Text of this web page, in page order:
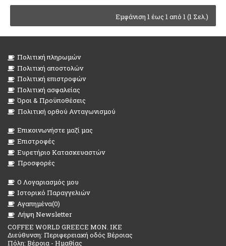
Εμφάνιση 1 έως 1 από 1 (1 Σελ.)
Πολιτική πληρωμών
Πολιτική αποστολών
Πολιτική επιστροφών
Πολιτική ασφαλείας
Όροι & Προϋποθέσεις
Πολιτική ορθού Ανταγωνισμού
Επικοινωνήστε μαζί μας
Επιστροφές
Ευρετήριο Κατασκευαστών
Προσφορές
O Λογαριασμός μου
Ιστορικό Παραγγελιών
Αγαπημένα(0)
Λήψη Newsletter
COFFEE WORLD GREECE MON. IKE
Διεύθυνση: Περιφερειακή οδός Βέροιας
Πόλη: Βέροια - Ημαθίας